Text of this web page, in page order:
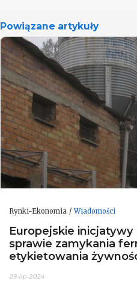
Powiązane artykuły
Rynki-Ekonomia Wiadomości
Europejskie
sprawie zamykania
etykietowania
29-lip-2024